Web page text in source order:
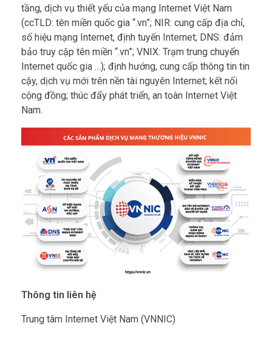
tầng, dịch vụ thiết yếu của mạng Internet Việt Nam
(ccTLD: tên miền quốc gia “.vn”; NIR: cung cấp địa chỉ,
số hiệu mạng Internet, định tuyến Internet; DNS: đảm
bảo truy cập tên miền “.vn”; VNIX: Trạm trung chuyển
Internet quốc gia …); định hướng, cung cấp thông tin tin
cậy, dịch vụ mới trên nền tài nguyên Internet; kết nối
cộng đồng; thúc đẩy phát triển, an toàn Internet Việt
Nam.
Thông tin liên hệ
Trung tâm Internet Việt Nam (VNNIC)